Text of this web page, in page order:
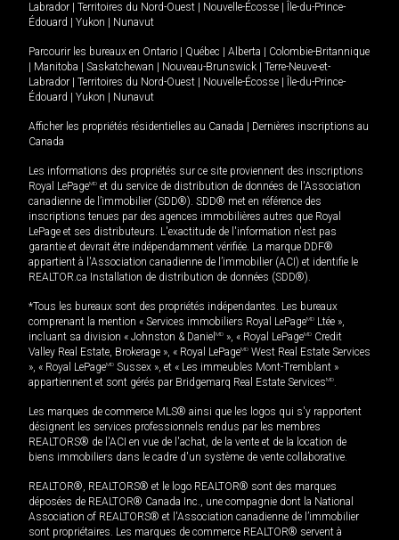
Labrador
Territoires du Nord-Ouest Nouvelle-Écosse
Île-du-Prince-
Édouard
Yukon Nunavut
Parcourir les bureaux en Ontario Québec Alberta
Colombie-Britannique
Manitoba Saskatchewan Nouveau-Brunswick
Terre-Neuve-et-
Labrador
Territoires du Nord-Ouest Nouvelle-Écosse
Île-du-Prince-
Édouard
Yukon Nunavut
Afficher les propriétés résidentielles au Canada
Dernières inscriptions au
Canada
Les informations des propriétés sur ce site proviennent des inscriptions
Royal LePageMD et du service de distribution de données de l'Association
canadienne de l’immobilier (SDD®). SDD® met en référence des
inscriptions tenues par des agences immobilières autres que Royal
LePage et ses distributeurs. L'exactitude de l'information n'est pas
garantie et devrait être indépendamment vérifiée. La marque DDF®
appartient à l'Association canadienne de l’immobilier (ACI) et identifie le
REALTOR.ca Installation de distribution de données (SDD®).
*Tous les bureaux sont des propriétés indépendantes. Les bureaux
comprenant la mention « Services immobiliers Royal LePageMD Ltée »,
incluant sa division « Johnston & Daniel MD », « Royal LePageMD Credit
Valley Real Estate, Brokerage », « Royal LePageMD West Real Estate Services
», « Royal LePageMD Sussex », et « Les immeubles Mont-Tremblant »
appartiennent et sont gérés par Bridgemarq Real Estate ServicesMD.
Les marques de commerce MLS® ainsi que les logos qui s'y rapportent
désignent les services professionnels rendus par les membres
REALTORS® de l'ACI en vue de l'achat, de la vente et de la location de
biens immobiliers dans le cadre d'un système de vente collaborative.
REALTOR®, REALTORS® et le logo REALTOR® sont des marques
déposées de REALTOR® Canada Inc., une compagnie dont la National
Association of REALTORS® et l'Association canadienne de l’immobilier
sont propriétaires. Les marques de commerce REALTOR® servent à